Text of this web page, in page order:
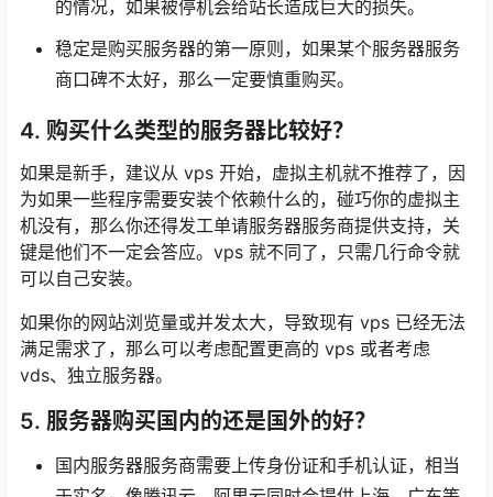
那就是保障大多数用户的利益。但是谁也不能保证自
己的程序不会存在 bug，不会出现资源占用短暂异常
的情况，如果被停机会给站长造成巨大的损失。
商口碑不太好，那么一定要慎重购买。
4. 购买什么类型的服务器比较好？
如果是新手，建议从 vps 开始，虚拟主机就不推荐了，因
为如果一些程序需要安装个依赖什么的，碰巧你的虚拟主
机没有，那么你还得发工单请服务器服务商提供支持，关
键是他们不一定会答应。vps 就不同了，只需几行命令就
可以自己安装。
如果你的网站浏览量或并发太大，导致现有 vps 已经无法
满足需求了，那么可以考虑配置更高的 vps 或者考虑
vds、独立服务器。